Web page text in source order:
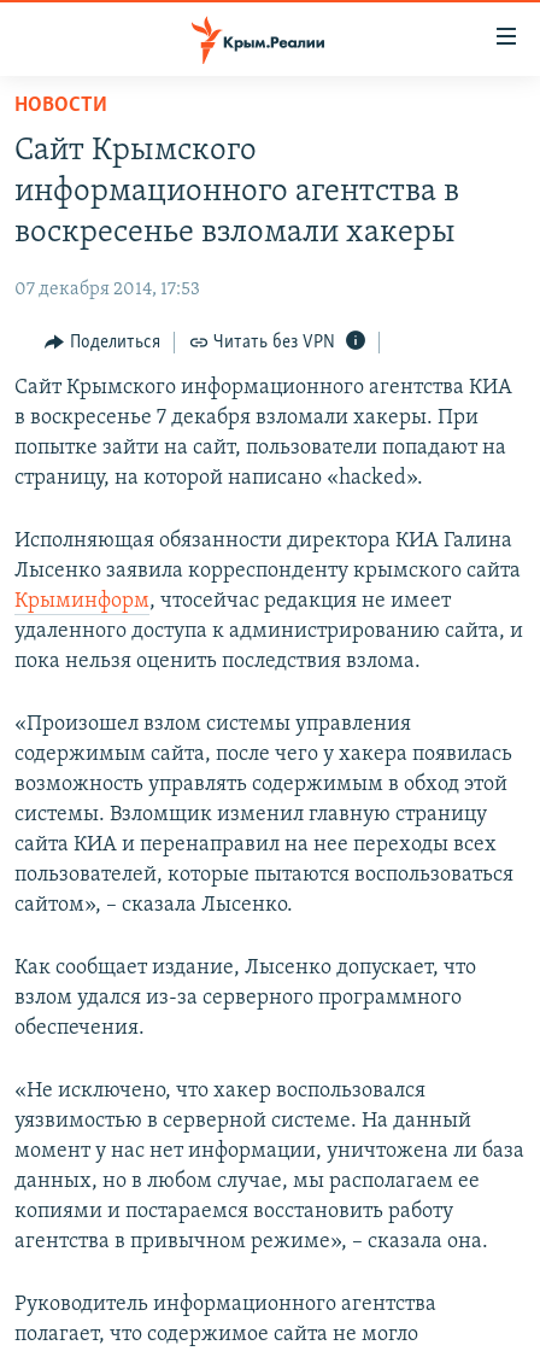
Вернуться
основному
содержанию
Вернутся
главной
навигации
Вернутся
поиску
СПЕЦПРОЕКТЫ
11 ЛЕТ ОККУПАЦИИ КРЫМА. 11 ИСТОРИЙ СОПРОТИВЛЕНИЯ
ВОДА
ЕЩЕ
ИНТЕРАКТИВ
ИНФОГРАФИКА
ТЕЛЕПРОЕКТ КРЫМ.РЕАЛИИ
СОВЕТЫ ПРАВОЗАЩИТНИКОВ
ПОБЕДИТЕЛЕЙ НЕ СУДЯТ?
КРЫМ.НЕПОКОРЕННЫЙ
РАДІО СВОБОДА
КАК ОБОЙТИ БЛОКИРОВКУ
Українською
Qırımtatar
ПРИСОЕДИНЯЙТЕСЬ!
Все сайты RFE/RL
НОВОСТИ
Сайт Крымского
информационного агентства в
воскресенье взломали хакеры
07 декабря 2014, 17:53
Поделиться Читать без VPN
Сайт Крымского информационного агентства КИА
в воскресенье 7 декабря взломали хакеры. При
попытке зайти на сайт, пользователи попадают на
страницу, на которой написано «hacked».
Исполняющая обязанности директора КИА Галина
Лысенко заявила корреспонденту крымского сайта
Крыминформ, чтосейчас редакция не имеет
удаленного доступа к администрированию сайта, и
пока нельзя оценить последствия взлома.
«Произошел взлом системы управления
содержимым сайта, после чего у хакера появилась
возможность управлять содержимым в обход этой
системы. Взломщик изменил главную страницу
сайта КИА и перенаправил на нее переходы всех
пользователей, которые пытаются воспользоваться
сайтом», – сказала Лысенко.
Как сообщает издание, Лысенко допускает, что
взлом удался из-за серверного программного
обеспечения.
«Не исключено, что хакер воспользовался
уязвимостью в серверной системе. На данный
момент у нас нет информации, уничтожена ли база
данных, но в любом случае, мы располагаем ее
копиями и постараемся восстановить работу
агентства в привычном режиме», – сказала она.
Руководитель информационного агентства
полагает, что содержимое сайта не могло